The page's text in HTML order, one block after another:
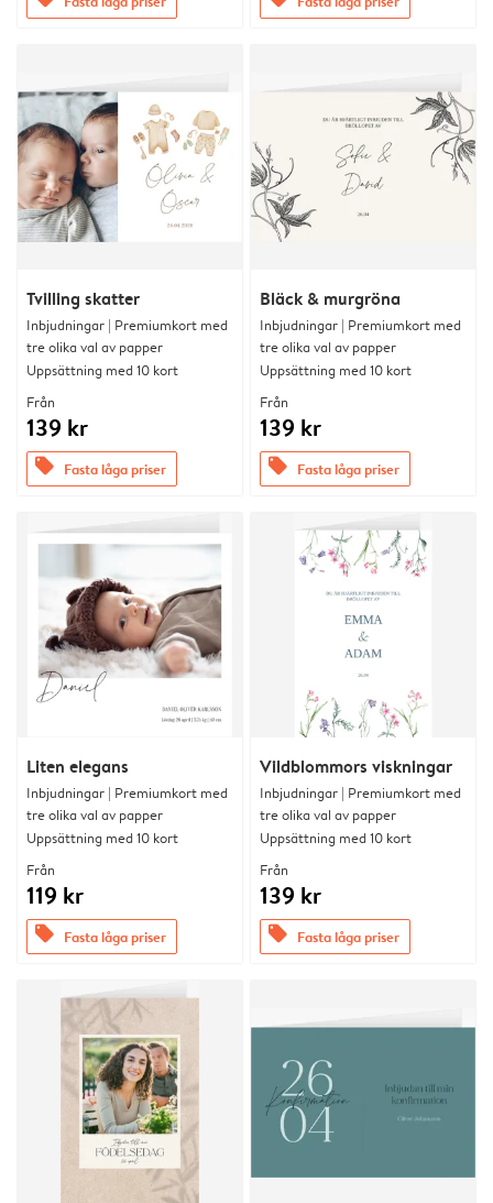
Tvilling skatter
Inbjudningar | Premiumkort med
tre olika val av papper
Uppsättning med 10 kort
Från
139 kr
offers Fasta låga priser
Bläck & murgröna
Inbjudningar | Premiumkort med
tre olika val av papper
Uppsättning med 10 kort
Från
139 kr
offers Fasta låga priser
Liten elegans
Inbjudningar | Premiumkort med
tre olika val av papper
Uppsättning med 10 kort
Från
119 kr
offers Fasta låga priser
Vildblommors viskningar
Inbjudningar | Premiumkort med
tre olika val av papper
Uppsättning med 10 kort
Från
139 kr
offers Fasta låga priser